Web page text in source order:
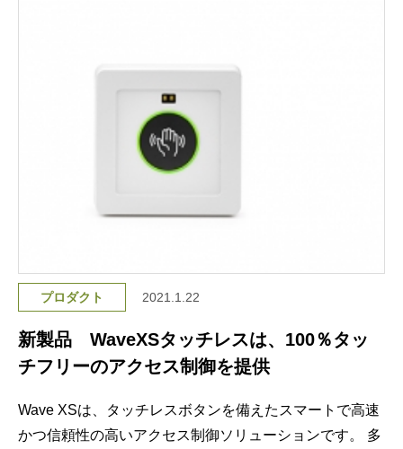
プロダクト 2021.1.22
新製品 WaveXSタッチレスは、100％タッ
チフリーのアクセス制御を提供
Wave XSは、タッチレスボタンを備えたスマートで高速
かつ信頼性の高いアクセス制御ソリューションです。 多